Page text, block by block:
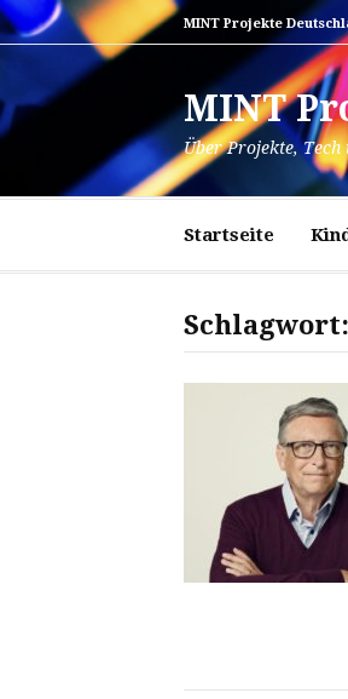
Zum
Inhalt
MINT Projekte
MINT
Über Projekte, Tech
Startseite
Schlagwort: